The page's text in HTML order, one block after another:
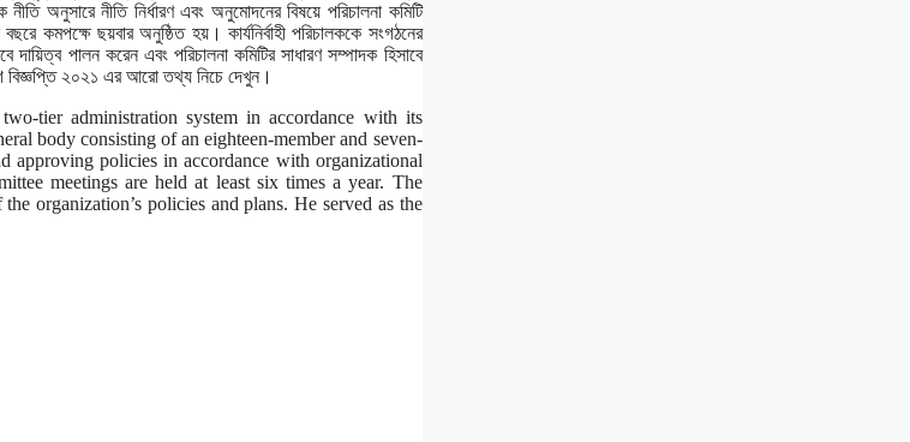
অনুসারে নীতি নির্ধারণ এবং অনুমোদনের বিষয়ে পরিচালনা কমিটি
কমপক্ষে ছয়বার অনুষ্ঠিত হয়। কার্যনির্বাহী পরিচালককে সংগঠনের
দায়িত্ব পালন করেন এবং পরিচালনা কমিটির সাধারণ সম্পাদক হিসাবে
বিজ্ঞপ্তি ২০২১ এর আরো তথ্য নিচে দেখুন।
tier administration system in accordance with its
body consisting of an eighteen-member and seven-
approving policies in accordance with organizational
meetings are held at least six times a year. The
organization’s policies and plans. He served as the